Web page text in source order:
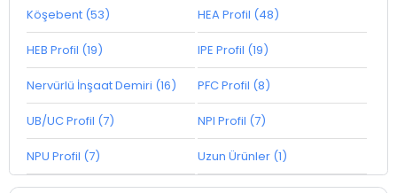
Köşebent (53) HEA Profil (48)
HEB Profil (19) IPE Profil (19)
Nervürlü İnşaat Demiri (16) PFC Profil (8)
UB/UC Profil (7) NPI Profil (7)
NPU Profil (7) Uzun Ürünler (1)